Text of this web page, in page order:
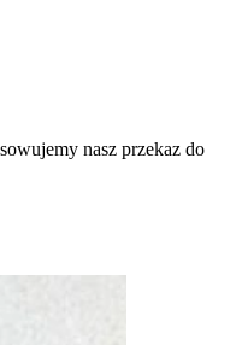
nasz przekaz do